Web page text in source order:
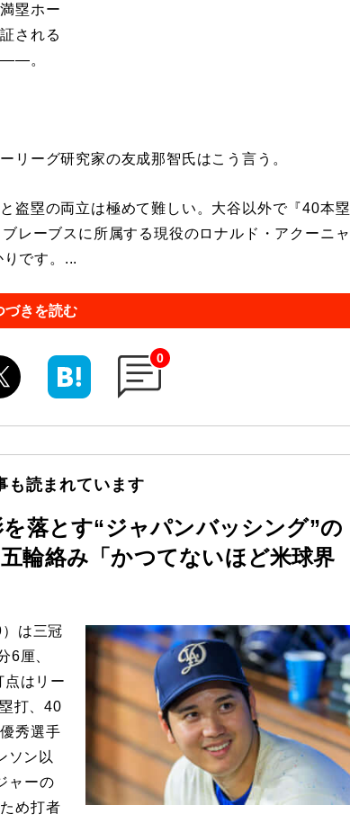
塁ホー
される
――。
ーグ研究家の友成那智氏はこう言う。
盗塁の両立は極めて難しい。大谷以外で『40本塁
レーブスに所属する現役のロナルド・アクーニャ
です。...
づきを読む
0
も読まれています
落とす“ジャパンバッシング”の
絡み「かつてないほど米球界
は三冠
6厘、
はリー
打、40
秀選手
ソン以
ャーの
め打者